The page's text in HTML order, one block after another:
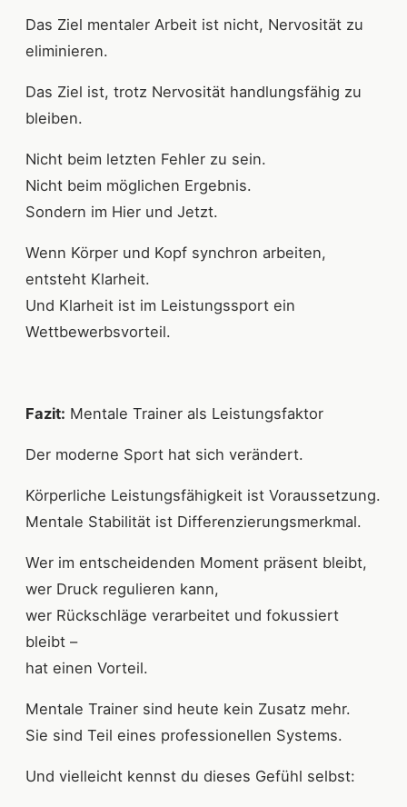
Das Ziel mentaler Arbeit ist nicht, Nervosität zu
eliminieren.
Das Ziel ist, trotz Nervosität handlungsfähig zu
bleiben.
Nicht beim letzten Fehler zu sein.
Nicht beim möglichen Ergebnis.
Sondern im Hier und Jetzt.
Wenn Körper und Kopf synchron arbeiten,
entsteht Klarheit.
Und Klarheit ist im Leistungssport ein
Wettbewerbsvorteil.
Fazit: Mentale Trainer als Leistungsfaktor
Der moderne Sport hat sich verändert.
Körperliche Leistungsfähigkeit ist Voraussetzung.
Mentale Stabilität ist Differenzierungsmerkmal.
Wer im entscheidenden Moment präsent bleibt,
wer Druck regulieren kann,
wer Rückschläge verarbeitet und fokussiert
bleibt –
hat einen Vorteil.
Mentale Trainer sind heute kein Zusatz mehr.
Sie sind Teil eines professionellen Systems.
Und vielleicht kennst du dieses Gefühl selbst: